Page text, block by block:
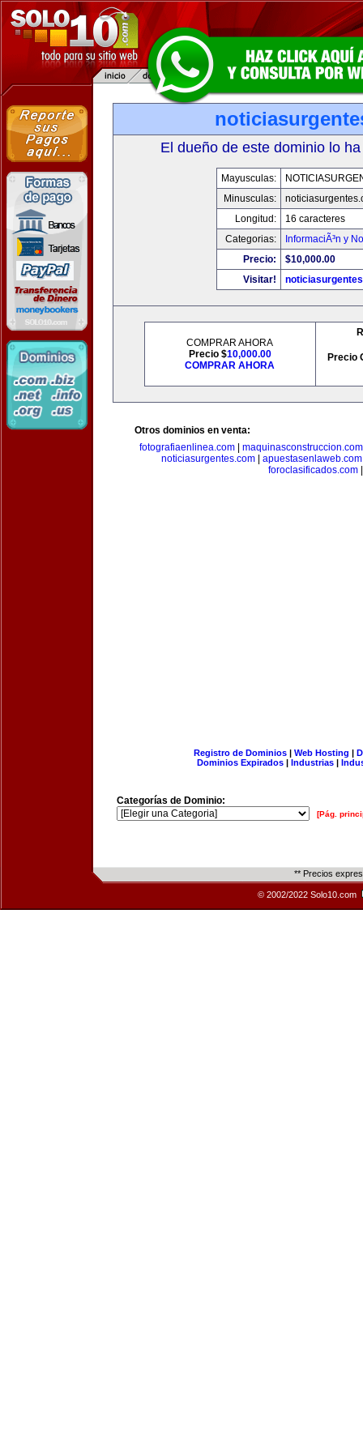
El dueño de este dominio lo
Mayusculas:
Minusculas:
Longitud:
16 caracteres
Categorias:
InformaciÃ³n y
Precio:
$10,000.00
Visitar!
COMPRAR AHORA
Precio $10,000.00
COMPRAR AHORA
Precio
Otros dominios en venta:
fotografiaenlinea.com
maquinasconstruccion.com
noticiasurgentes.com| apuestasenlaweb.com
foroclasificados.com|
Registro de Dominios| Web Hosting |
Dominios Expirados | Industrias |
Categorías de Dominio:
[Pág.
** Precios
© 2002/2022 Solo10.com